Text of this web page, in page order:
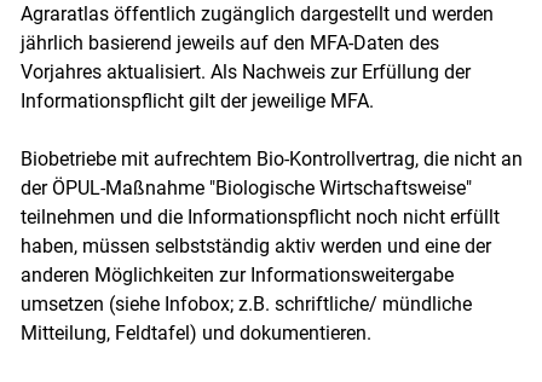
Agraratlas öffentlich zugänglich dargestellt und werden
jährlich basierend jeweils auf den MFA-Daten des
Vorjahres aktualisiert. Als Nachweis zur Erfüllung der
Informationspflicht gilt der jeweilige MFA.
Biobetriebe mit aufrechtem Bio-Kontrollvertrag, die nicht an
der ÖPUL-Maßnahme "Biologische Wirtschaftsweise"
teilnehmen und die Informationspflicht noch nicht erfüllt
haben, müssen selbstständig aktiv werden und eine der
anderen Möglichkeiten zur Informationsweitergabe
umsetzen (siehe Infobox; z.B. schriftliche/ mündliche
Mitteilung, Feldtafel) und dokumentieren.